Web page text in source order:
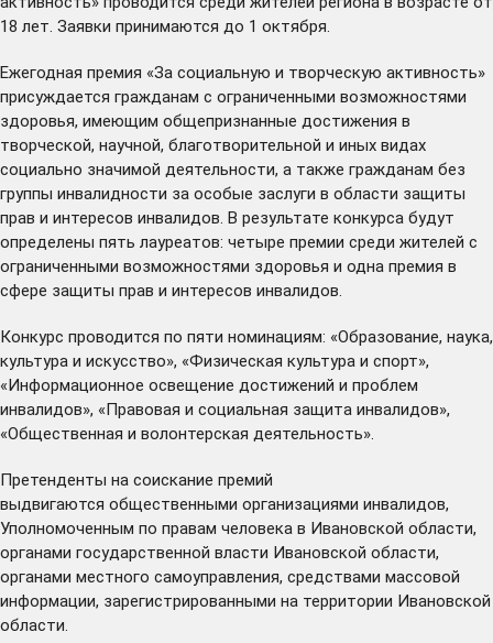
18 лет. Заявки принимаются до 1 октября.
Ежегодная премия «За социальную и творческую активность»
присуждается гражданам с ограниченными возможностями
здоровья, имеющим общепризнанные достижения в
творческой, научной, благотворительной и иных видах
социально значимой деятельности, а также гражданам без
группы инвалидности за особые заслуги в области защиты
прав и интересов инвалидов. В результате конкурса будут
определены пять лауреатов: четыре премии среди жителей с
ограниченными возможностями здоровья и одна премия в
сфере защиты прав и интересов инвалидов.
Конкурс проводится по пяти номинациям: «Образование, наука,
культура и искусство», «Физическая культура и спорт»,
«Информационное освещение достижений и проблем
инвалидов», «Правовая и социальная защита инвалидов»,
«Общественная и волонтерская деятельность».
Претенденты на соискание премий
выдвигаются общественными организациями инвалидов,
Уполномоченным по правам человека в Ивановской области,
органами государственной власти Ивановской области,
органами местного самоуправления, средствами массовой
информации, зарегистрированными на территории Ивановской
области.